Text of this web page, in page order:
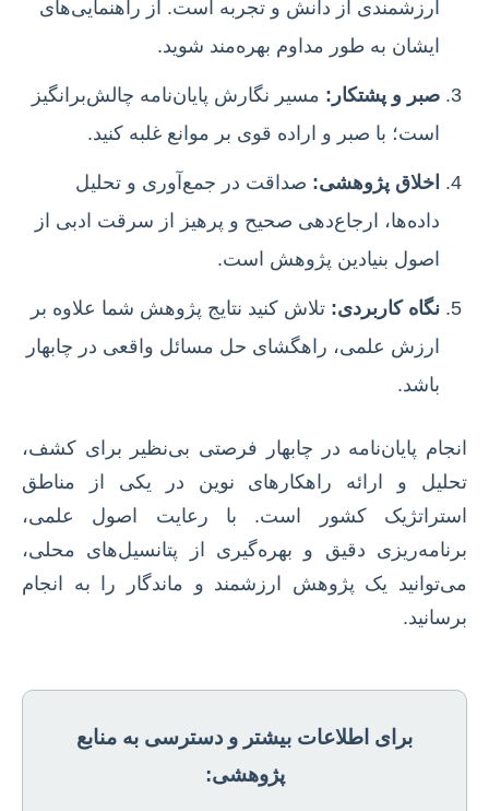
ارزشمندی از دانش و تجربه است. از راهنمایی‌های
ایشان به طور مداوم بهره‌مند شوید.
صبر و پشتکار: مسیر نگارش پایان‌نامه چالش‌برانگیز
است؛ با صبر و اراده قوی بر موانع غلبه کنید.
اخلاق پژوهشی: صداقت در جمع‌آوری و تحلیل
داده‌ها، ارجاع‌دهی صحیح و پرهیز از سرقت ادبی از
اصول بنیادین پژوهش است.
نگاه کاربردی: تلاش کنید نتایج پژوهش شما علاوه بر
ارزش علمی، راهگشای حل مسائل واقعی در چابهار
باشد.
انجام پایان‌نامه در چابهار فرصتی بی‌نظیر برای کشف،
تحلیل و ارائه راهکارهای نوین در یکی از مناطق
استراتژیک کشور است. با رعایت اصول علمی،
برنامه‌ریزی دقیق و بهره‌گیری از پتانسیل‌های محلی،
می‌توانید یک پژوهش ارزشمند و ماندگار را به انجام
برسانید.
برای اطلاعات بیشتر و دسترسی به منابع
پژوهشی: